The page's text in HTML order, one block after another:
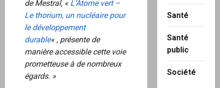
de Mestral, « L’Atome vert –
Le thorium, un nucléaire pour
le développement
durable« , présente de
manière accessible cette voie
prometteuse à de nombreux
égards. »
Santé
Santé
public
Société